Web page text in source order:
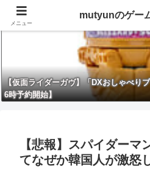
【仮面ライダーガヴ】「DXおしゃべり
6時予約開始】
【悲報】スパイダーマ
てなぜか韓国人が激怒
メニュー
mutyunのゲー